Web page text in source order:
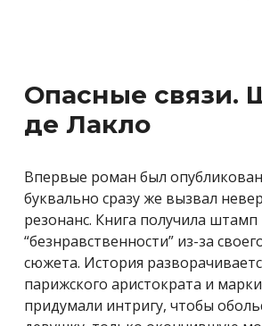
Опасные связи.
де Лакло
Впервые роман был опубликован
буквально сразу же вызвал
резонанс. Книга получила штамп
“безнравственности” из-за
сюжета. История
парижского аристократа и
придумали интригу, чтобы